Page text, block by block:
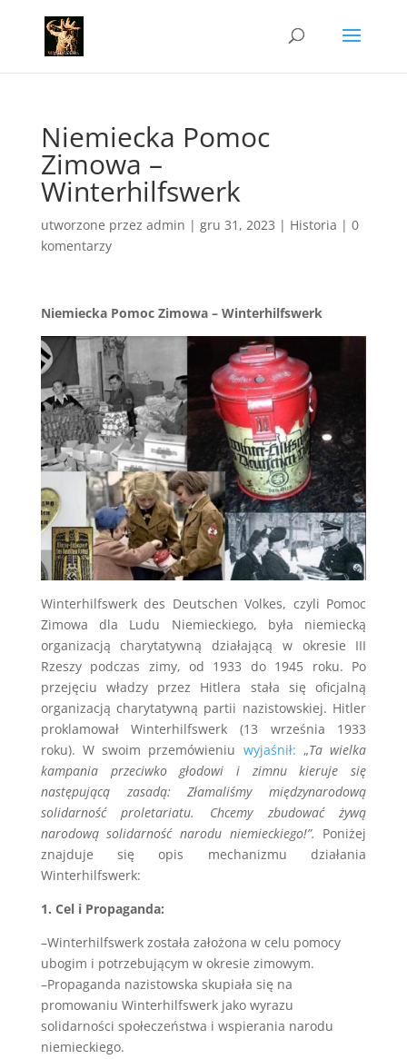
Niemiecka Pomoc
Zimowa –
Winterhilfswerk
utworzone przez admin | gru 31, 2023 | Historia | 0
komentarzy
Niemiecka Pomoc Zimowa – Winterhilfswerk
Winterhilfswerk des Deutschen Volkes, czyli Pomoc
Zimowa dla Ludu Niemieckiego, była niemiecką
organizacją charytatywną działającą w okresie III
Rzeszy podczas zimy, od 1933 do 1945 roku. Po
przejęciu władzy przez Hitlera stała się oficjalną
organizacją charytatywną partii nazistowskiej. Hitler
proklamował Winterhilfswerk (13 września 1933
roku). W swoim przemówieniu wyjaśnił: „Ta wielka
kampania przeciwko głodowi i zimnu kieruje się
następującą zasadą: Złamaliśmy międzynarodową
solidarność proletariatu. Chcemy zbudować żywą
narodową solidarność narodu niemieckiego!”. Poniżej
znajduje się opis mechanizmu działania
Winterhilfswerk:
1. Cel i Propaganda:
–Winterhilfswerk została założona w celu pomocy
ubogim i potrzebującym w okresie zimowym.
–Propaganda nazistowska skupiała się na
promowaniu Winterhilfswerk jako wyrazu
solidarności społeczeństwa i wspierania narodu
niemieckiego.